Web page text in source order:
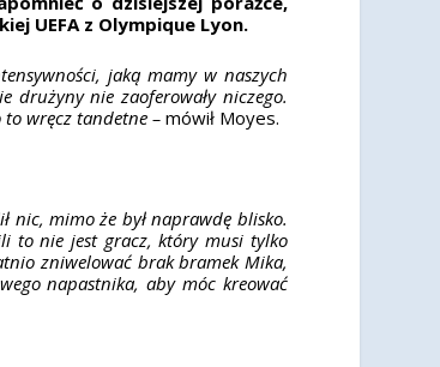
UEFA z Olympique Lyon.
jaką mamy w naszych
drużyny nie zaoferowały niczego.
to wręcz tandetne –mówił Moyes.
nic, mimo że był naprawdę blisko.
to nie jest gracz, który musi tylko
zniwelować brak bramek Mika,
napastnika, aby móc kreować